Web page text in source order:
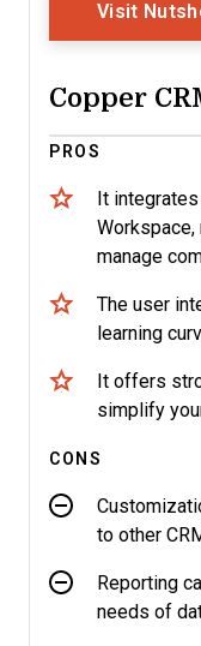
Visit
Copper
PROS
It
manage
The user
learning
It offers
simplify
CONS
to other
Reporting
needs of